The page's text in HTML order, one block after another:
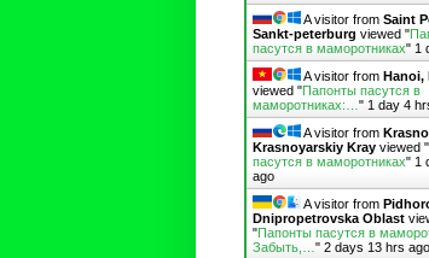
A visitor from Saint
Sankt-peterburg viewed "
пасутся в маморотниках" 1
A visitor from Hanoi,
viewed "Папонты пасутся в
маморотниках:… " 1 day 4
A visitor from
Krasnoyarskiy Kray viewed "
пасутся в маморотниках" 1
ago
A visitor from
Dnipropetrovska Oblast
"Папонты пасутся в
Забыть,… " 2 days 13 hrs ago